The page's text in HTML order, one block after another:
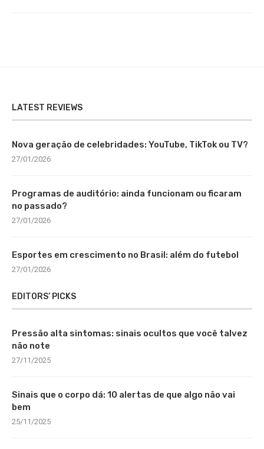
LATEST REVIEWS
Nova geração de celebridades: YouTube, TikTok ou TV?
27/01/2026
Programas de auditório: ainda funcionam ou ficaram
no passado?
27/01/2026
Esportes em crescimento no Brasil: além do futebol
27/01/2026
EDITORS’ PICKS
Pressão alta sintomas: sinais ocultos que você talvez
não note
27/11/2025
Sinais que o corpo dá: 10 alertas de que algo não vai
bem
25/11/2025